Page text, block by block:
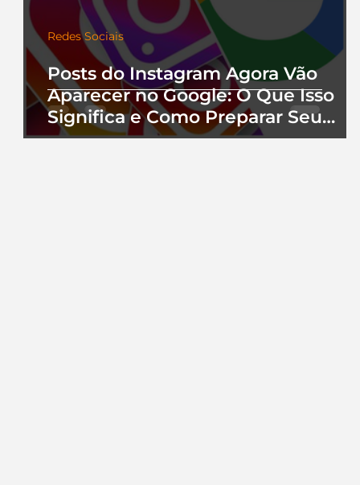
Posts do Instagram Agora Vão
Aparecer no Google: O Que Isso
Significa e Como Preparar Seu
Perfil
Redes Sociais